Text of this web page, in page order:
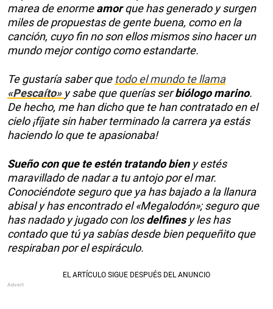
marea de enormeamorque has generado y surgen
miles de propuestas de gente buena, como en la
canción, cuyo fin no son ellos mismos sino hacer un
mundo mejor contigo como estandarte.
Te gustaría saber que todo el mundo te llama
«Pescaíto» y sabe que querías serbiólogo marino.
De hecho, me han dicho que te han contratado en el
cielo ¡fíjate sin haber terminado la carrera ya estás
haciendo lo que te apasionaba!
Sueño con que te estén tratando bieny estés
maravillado de nadar a tu antojo por el mar.
Conociéndote seguro que ya has bajado a la llanura
abisal y has encontrado el «Megalodón»; seguro que
has nadado y jugado con losdelfinesy les has
contado que tú ya sabías desde bien pequeñito que
respiraban por el espiráculo.